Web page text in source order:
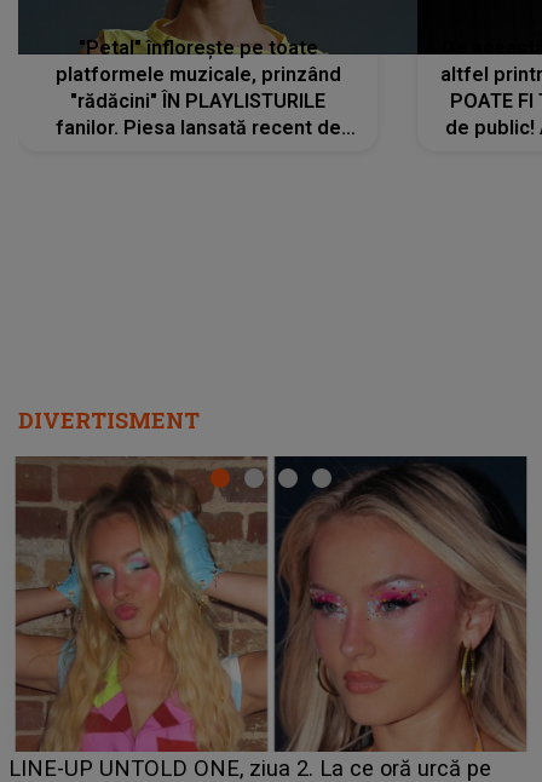
"Petal" înflorește pe toate
platformele muzicale, prinzând
"rădăcini" ÎN PLAYLISTURILE
fanilor. Piesa lansată recent de
altfel
POATE FI
de public!
DIVERTISMENT
Ce a dezvăluit noua concurentă din "Casa Iubirii" l-a